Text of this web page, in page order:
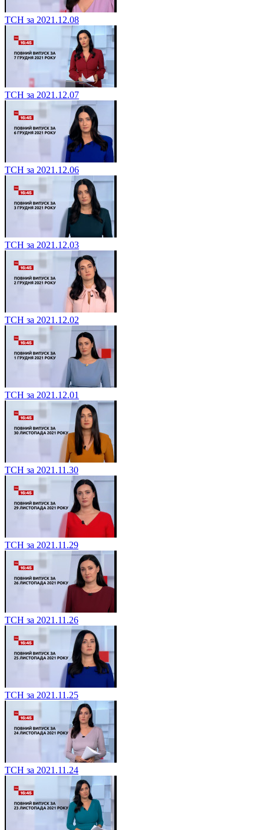
ТСН за 2021.12.08
ТСН за 2021.12.07
ТСН за 2021.12.06
ТСН за 2021.12.03
ТСН за 2021.12.02
ТСН за 2021.12.01
ТСН за 2021.11.30
ТСН за 2021.11.29
ТСН за 2021.11.26
ТСН за 2021.11.25
ТСН за 2021.11.24